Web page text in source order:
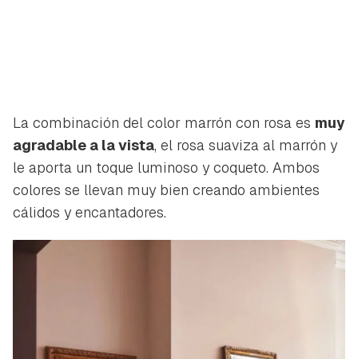
La combinación del color marrón con rosa es muy
agradable a la vista, el rosa suaviza al marrón y
le aporta un toque luminoso y coqueto. Ambos
colores se llevan muy bien creando ambientes
cálidos y encantadores.